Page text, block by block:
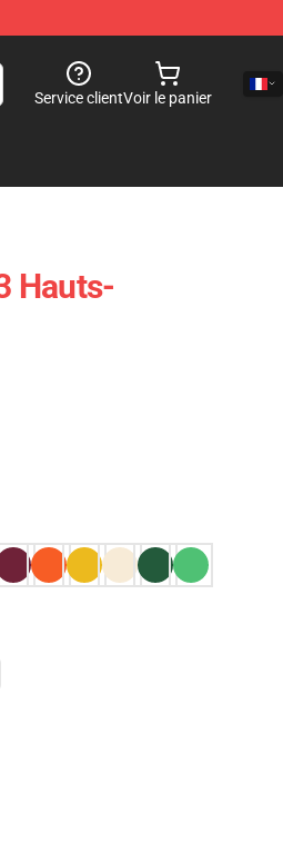
Service clientVoir le panier
Hauts-